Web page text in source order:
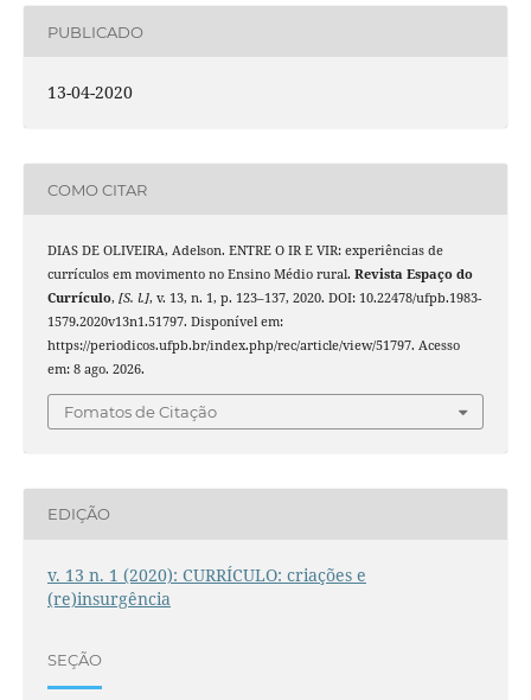
PUBLICADO
13-04-2020
COMO CITAR
DIAS DE OLIVEIRA, Adelson. ENTRE O IR E VIR: experiências de
currículos em movimento no Ensino Médio rural. Revista Espaço do
Currículo, [S. l.], v. 13, n. 1, p. 123–137, 2020. DOI: 10.22478/ufpb.1983-
1579.2020v13n1.51797. Disponível em:
https://periodicos.ufpb.br/index.php/rec/article/view/51797. Acesso
em: 8 ago. 2026.
Fomatos de Citação
EDIÇÃO
v. 13 n. 1 (2020): CURRÍCULO: criações e
(re)insurgência
SEÇÃO